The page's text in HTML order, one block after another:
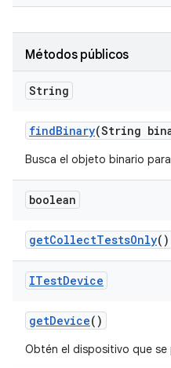
Métodos públicos
String
findBinary(String
Busca el objeto binario
boolean
getCollectTestsOnly()
ITestDevice
getDevice()
Obtén el dispositivo que se